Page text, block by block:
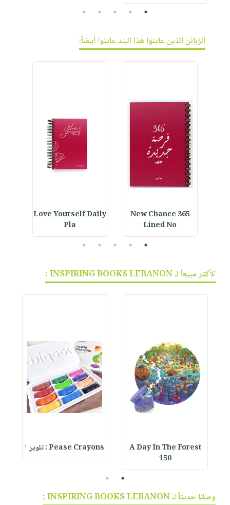
1
2
3
4
5
الزبائن الذين عاينوا هذا البند عاينوا أيضاً:
365 New Chance
Lined No
Love Yourself Daily
Pla
1
2
3
4
5
الأكثر مبيعاً لـ INSPIRING BOOKS LEBANON :
A Day In The Forest
150
Pease Crayons : تلوين ا
1
2
وصلنا حديثاً لـ INSPIRING BOOKS LEBANON :